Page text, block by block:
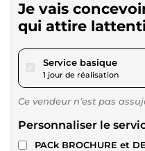
Je vais
qui attire
Service basiquepour
1 jour de réalisation
Ce vendeur n’est pas
Personnaliser le
PACk BROCHURE et